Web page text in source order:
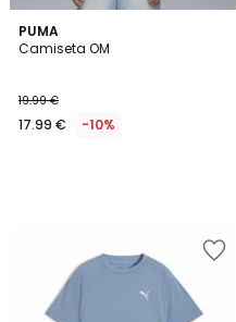
PUMA
Camiseta OM
19.99 €
17.99 € -10%